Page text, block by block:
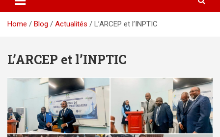
Home Blog Actualités L’ARCEP et l’INPTIC
L’ARCEP et l’INPTIC